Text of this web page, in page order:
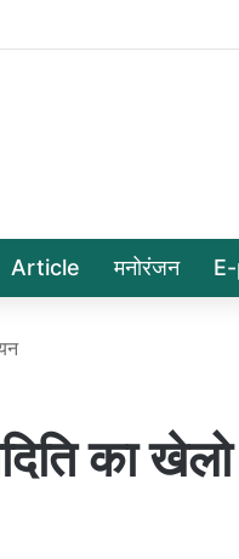
Article मनोरंजन
का खेलो